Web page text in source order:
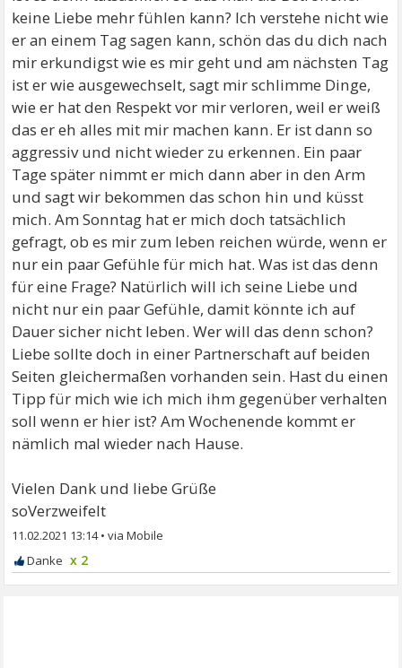
keine Liebe mehr fühlen kann? Ich verstehe nicht wie
er an einem Tag sagen kann, schön das du dich nach
mir erkundigst wie es mir geht und am nächsten Tag
ist er wie ausgewechselt, sagt mir schlimme Dinge,
wie er hat den Respekt vor mir verloren, weil er weiß
das er eh alles mit mir machen kann. Er ist dann so
aggressiv und nicht wieder zu erkennen. Ein paar
Tage später nimmt er mich dann aber in den Arm
und sagt wir bekommen das schon hin und küsst
mich. Am Sonntag hat er mich doch tatsächlich
gefragt, ob es mir zum leben reichen würde, wenn er
nur ein paar Gefühle für mich hat. Was ist das denn
für eine Frage? Natürlich will ich seine Liebe und
nicht nur ein paar Gefühle, damit könnte ich auf
Dauer sicher nicht leben. Wer will das denn schon?
Liebe sollte doch in einer Partnerschaft auf beiden
Seiten gleichermaßen vorhanden sein. Hast du einen
Tipp für mich wie ich mich ihm gegenüber verhalten
soll wenn er hier ist? Am Wochenende kommt er
nämlich mal wieder nach Hause.
Vielen Dank und liebe Grüße
soVerzweifelt
11.02.2021 13:14•
x 2